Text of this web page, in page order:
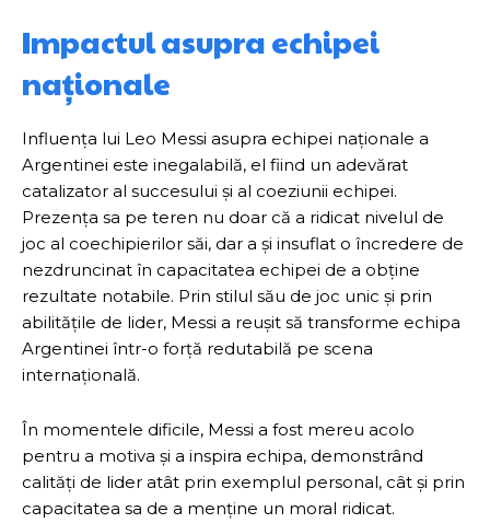
Impactul asupra echipei
naționale
Influența lui Leo Messi asupra echipei naționale a
Argentinei este inegalabilă, el fiind un adevărat
catalizator al succesului și al coeziunii echipei.
Prezența sa pe teren nu doar că a ridicat nivelul de
joc al coechipierilor săi, dar a și insuflat o încredere de
nezdruncinat în capacitatea echipei de a obține
rezultate notabile. Prin stilul său de joc unic și prin
abilitățile de lider, Messi a reușit să transforme echipa
Argentinei într-o forță redutabilă pe scena
internațională.
În momentele dificile, Messi a fost mereu acolo
pentru a motiva și a inspira echipa, demonstrând
calități de lider atât prin exemplul personal, cât și prin
capacitatea sa de a menține un moral ridicat.